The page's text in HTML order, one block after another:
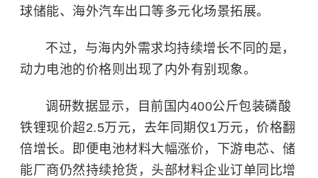
球储能、海外汽车出口等多元化场景拓展。
不过，与海内外需求均持续增长不同的是，
动力电池的价格则出现了内外有别现象。
调研数据显示，目前国内400公斤包装磷酸
铁锂现价超2.5万元，去年同期仅1万元，价格翻
倍增长。即便电池材料大幅涨价，下游电芯、储
能厂商仍然持续抢货，头部材料企业订单同比增